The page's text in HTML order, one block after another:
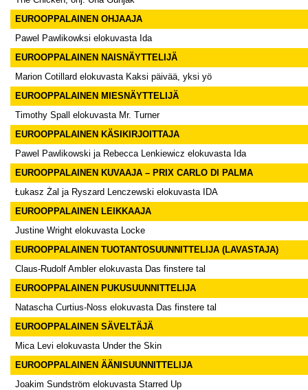
EUROOPPALAINEN OHJAAJA
Pawel Pawlikowksi elokuvasta Ida
EUROOPPALAINEN NAISNÄYTTELIJÄ
Marion Cotillard elokuvasta Kaksi päivää, yksi yö
EUROOPPALAINEN MIESNÄYTTELIJÄ
Timothy Spall elokuvasta Mr. Turner
EUROOPPALAINEN KÄSIKIRJOITTAJA
Pawel Pawlikowski ja Rebecca Lenkiewicz elokuvasta Ida
EUROOPPALAINEN KUVAAJA – PRIX CARLO DI PALMA
Łukasz Żal ja Ryszard Lenczewski elokuvasta IDA
EUROOPPALAINEN LEIKKAAJA
Justine Wright elokuvasta Locke
EUROOPPALAINEN TUOTANTOSUUNNITTELIJA (LAVASTAJA)
Claus-Rudolf Ambler elokuvasta Das finstere tal
EUROOPPALAINEN PUKUSUUNNITTELIJA
Natascha Curtius-Noss elokuvasta Das finstere tal
EUROOPPALAINEN SÄVELTÄJÄ
Mica Levi elokuvasta Under the Skin
EUROOPPALAINEN ÄÄNISUUNNITTELIJA
Joakim Sundström elokuvasta Starred Up